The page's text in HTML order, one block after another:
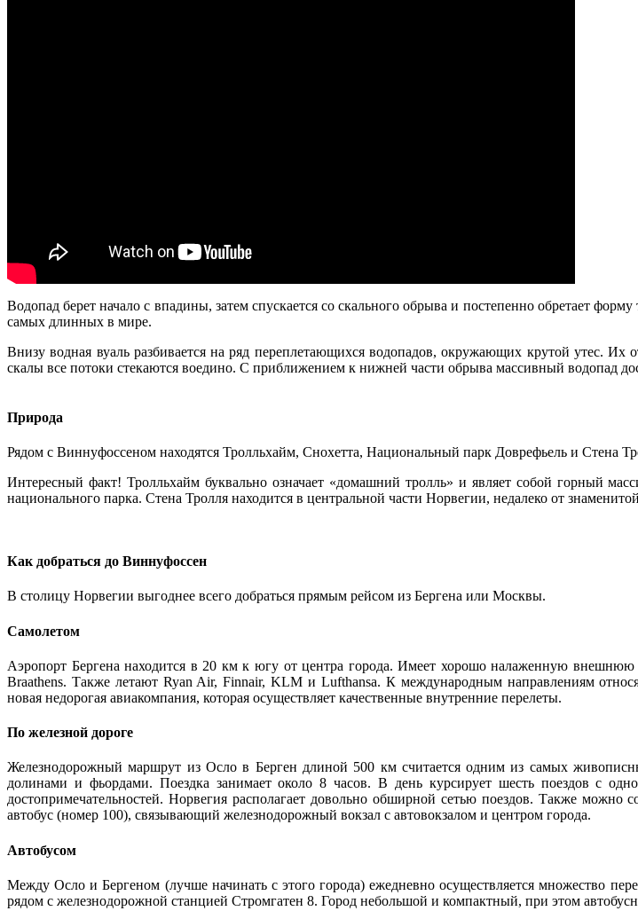
Водопад берет начало с впадины, затем спускается со скального обрыва и постепенно обретает
самых длинных в мире.
Внизу водная вуаль разбивается на ряд переплетающихся водопадов, окружающих крутой утес. Их
скалы все потоки стекаются воедино. С приближением к нижней части обрыва массивный водопад
Природа
Рядом с Виннуфоссеном находятся Тролльхайм, Снохетта, Национальный парк Доврефьель и Стена
Интересный факт! Тролльхайм буквально означает «домашний тролль» и являет собой горный
национального парка. Стена Тролля находится в центральной части Норвегии, недалеко от
Как добраться до Виннуфоссен
В столицу Норвегии выгоднее всего добраться прямым рейсом из Бергена или Москвы.
Самолетом
Аэропорт Бергена находится в 20 км к югу от центра города. Имеет хорошо налаженную
Braathens. Также летают Ryan Air, Finnair, KLM и Lufthansa. К международным направлениям
новая недорогая авиакомпания, которая осуществляет качественные внутренние перелеты.
По железной дороге
Железнодорожный маршрут из Осло в Берген длиной 500 км считается одним из самых
долинами и фьордами. Поездка занимает около 8 часов. В день курсирует шесть поездов с
достопримечательностей. Норвегия располагает довольно обширной сетью поездов. Также
автобус (номер 100), связывающий железнодорожный вокзал с автовокзалом и центром города.
Автобусом
Между Осло и Бергеном (лучше начинать с этого города) ежедневно осуществляется множество
рядом с железнодорожной станцией Стромгатен 8. Город небольшой и компактный, при этом